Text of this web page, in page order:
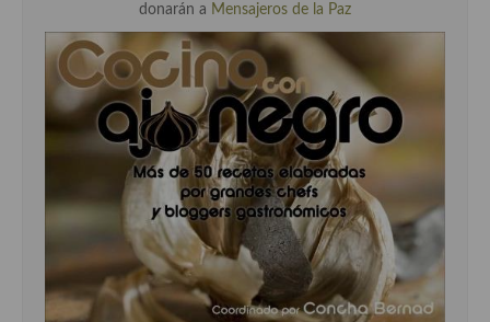
donarán a Mensajeros de la Paz